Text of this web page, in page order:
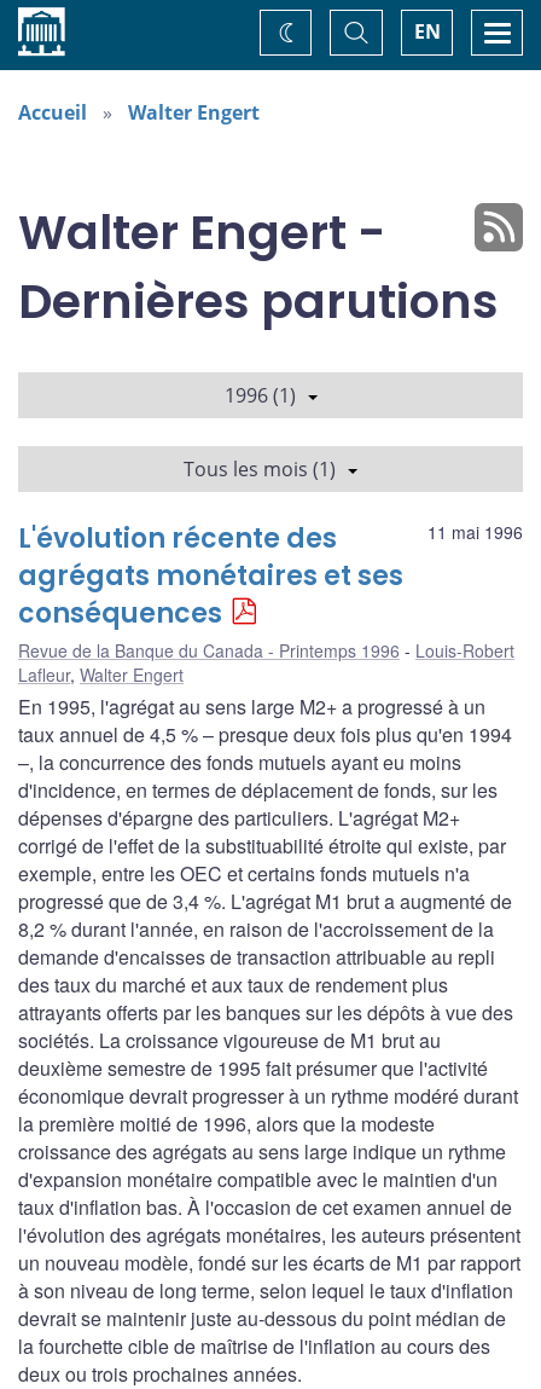
Accueil EN
Basculer
la
recherche
Changez
de
Accueil Walter Engert
Walter Engert -
Dernières parutions
1996 (1)
Tous les mois (1)
11 mai 1996
L'évolution récente des
agrégats monétaires et ses
conséquences
Revue de la Banque du Canada - Printemps 1996
Louis-Robert
Lafleur, Walter Engert
En 1995, l'agrégat au sens large M2+ a progressé à un
taux annuel de 4,5 % – presque deux fois plus qu'en 1994
–, la concurrence des fonds mutuels ayant eu moins
d'incidence, en termes de déplacement de fonds, sur les
dépenses d'épargne des particuliers. L'agrégat M2+
corrigé de l'effet de la substituabilité étroite qui existe, par
exemple, entre les OEC et certains fonds mutuels n'a
progressé que de 3,4 %. L'agrégat M1 brut a augmenté de
8,2 % durant l'année, en raison de l'accroissement de la
demande d'encaisses de transaction attribuable au repli
des taux du marché et aux taux de rendement plus
attrayants offerts par les banques sur les dépôts à vue des
sociétés. La croissance vigoureuse de M1 brut au
deuxième semestre de 1995 fait présumer que l'activité
économique devrait progresser à un rythme modéré durant
la première moitié de 1996, alors que la modeste
croissance des agrégats au sens large indique un rythme
d'expansion monétaire compatible avec le maintien d'un
taux d'inflation bas. À l'occasion de cet examen annuel de
l'évolution des agrégats monétaires, les auteurs présentent
un nouveau modèle, fondé sur les écarts de M1 par rapport
à son niveau de long terme, selon lequel le taux d'inflation
devrait se maintenir juste au-dessous du point médian de
la fourchette cible de maîtrise de l'inflation au cours des
deux ou trois prochaines années.